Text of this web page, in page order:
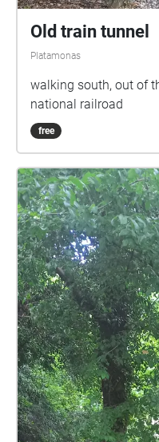
Old train tunnel
Platamonas
walking south, out of
national railroad
free